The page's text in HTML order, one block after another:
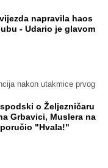
napravila haos
- Udario je glavom
nakon utakmice prvog
o Željezničaru
Grbavici, Muslera na
"Hvala!"